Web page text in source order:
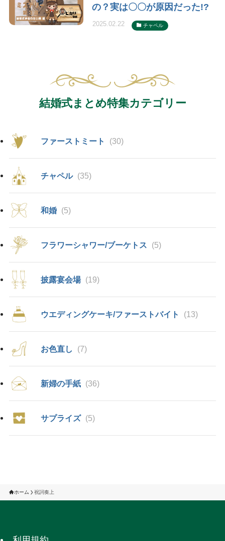
の？実は〇〇が原因だった!?
2025.02.22 チャペル
結婚式まとめ特集カテゴリー
ファーストミート (30)
チャペル (35)
和婚 (5)
フラワーシャワー/ブーケトス (5)
披露宴会場 (19)
ウエディングケーキ/ファーストバイト (13)
お色直し (7)
新婦の手紙 (36)
サプライズ (5)
ホーム 祝詞奏上